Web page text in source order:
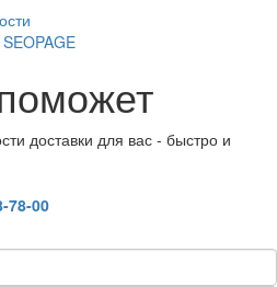
SEOPAGE
доставки для вас - быстро и
78-00